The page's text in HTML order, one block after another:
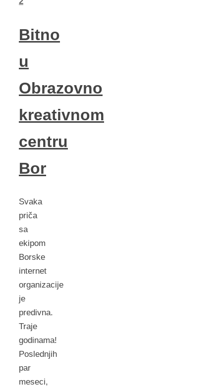
Bitno
u
Obrazovno
kreativnom
centru
Bor
Svaka
priča
sa
ekipom
Borske
internet
organizacije
je
predivna.
Traje
godinama!
Poslednjih
par
meseci,